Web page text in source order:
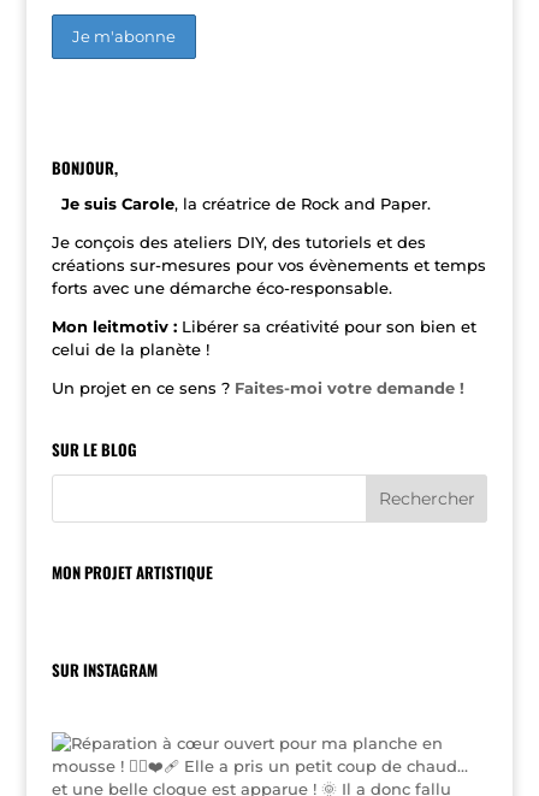
n
v
e
:
BONJOUR,
Je suis Carole, la créatrice de Rock and Paper.
Je conçois des ateliers DIY, des tutoriels et des
créations sur-mesures pour vos évènements et temps
forts avec une démarche éco-responsable.
Mon leitmotiv : Libérer sa créativité pour son bien et
celui de la planète !
Un projet en ce sens ? Faites-moi votre demande !
SUR LE BLOG
MON PROJET ARTISTIQUE
SUR INSTAGRAM